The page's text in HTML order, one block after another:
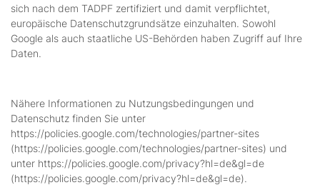
sich nach dem TADPF zertifiziert und damit verpflichtet,
europäische Datenschutzgrundsätze einzuhalten. Sowohl
Google als auch staatliche US-Behörden haben Zugriff auf Ihre
Daten.
Nähere Informationen zu Nutzungsbedingungen und
Datenschutz finden Sie unter
https://policies.google.com/technologies/partner-sites
(https://policies.google.com/technologies/partner-sites) und
unter https://policies.google.com/privacy?hl=de&gl=de
(https://policies.google.com/privacy?hl=de&gl=de).